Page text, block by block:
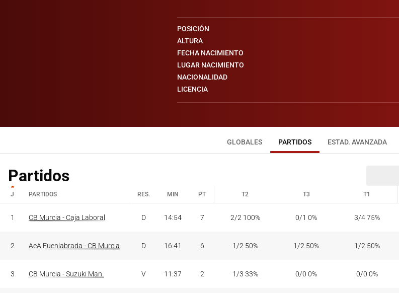
POSICIÓN
ALTURA
FECHA NACIMIENTO
LUGAR NACIMIENTO
NACIONALIDAD
LICENCIA
GLOBALES PARTIDOS ESTAD. AVANZADA
Partidos
J PARTIDOS RES. MIN PT T2 T3 T1
1 CB Murcia - Caja Laboral D 14:54 7 2/2 100% 0/1 0% 3/4 75%
2 AeA Fuenlabrada - CB Murcia D 16:41 6 1/2 50% 1/2 50% 1/2 50%
3 CB Murcia - Suzuki Man. V 11:37 2 1/3 33% 0/0 0% 0/0 0%